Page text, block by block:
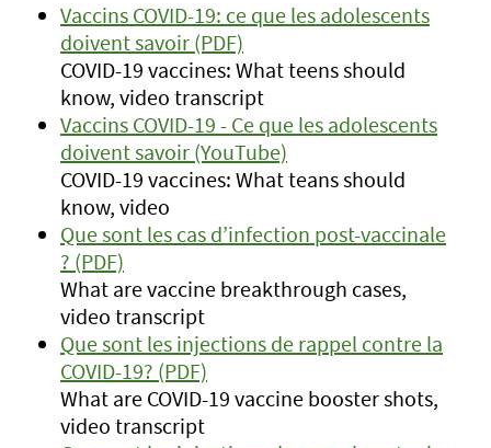
Vaccins COVID-19: ce que les adolescents
doivent savoir (PDF)
COVID-19 vaccines: What teens should
know, video transcript
Vaccins COVID-19 - Ce que les adolescents
doivent savoir (YouTube)
COVID-19 vaccines: What teans should
know, video
Que sont les cas d’infection post-vaccinale
? (PDF)
What are vaccine breakthrough cases,
video transcript
Que sont les injections de rappel contre la
COVID-19? (PDF)
What are COVID-19 vaccine booster shots,
video transcript